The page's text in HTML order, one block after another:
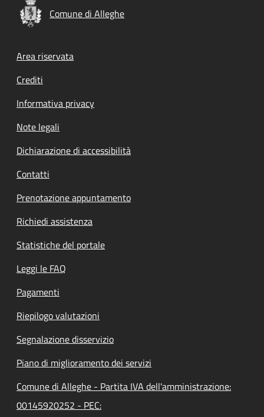
Comune di Alleghe
Footer menu
Area riservata
Crediti
Informativa privacy
Note legali
Dichiarazione di accessibilità
Contatti
Prenotazione appuntamento
Richiedi assistenza
Statistiche del portale
Leggi le FAQ
Pagamenti
Riepilogo valutazioni
Segnalazione disservizio
Piano di miglioramento dei servizi
Comune di Alleghe - Partita IVA dell'amministrazione:
00145920252 - PEC: